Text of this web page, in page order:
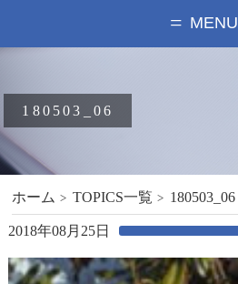
MENU
180503_06
ホーム TOPICS一覧 180503_06
2018年08月25日